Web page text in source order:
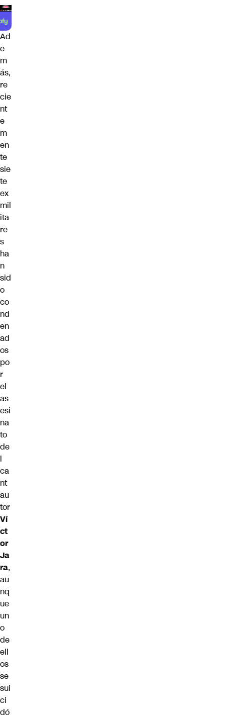
Ad
e
m
ás,
re
cie
nt
e
m
en
te
sie
te
ex
mil
ita
re
s
ha
n
sid
o
co
nd
en
ad
os
po
r
el
as
esi
na
to
de
l
ca
nt
au
tor
Ví
ct
or
Ja
ra,
au
nq
ue
un
o
de
ell
os
se
sui
ci
dó